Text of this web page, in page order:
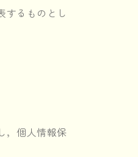
するものとし
，個人情報保